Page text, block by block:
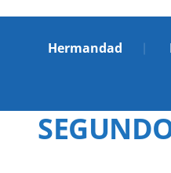
Hermandad